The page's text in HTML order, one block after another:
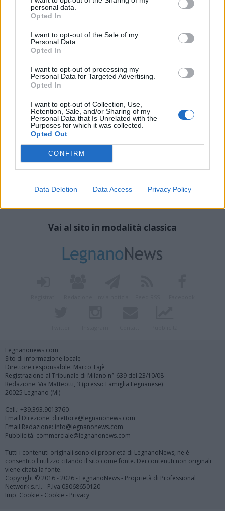
personal data.
Opted In
I want to opt-out of the Sale of my
Personal Data.
Opted In
I want to opt-out of processing my
Personal Data for Targeted Advertising.
Opted In
I want to opt-out of Collection, Use,
Retention, Sale, and/or Sharing of my
Personal Data that Is Unrelated with the
Purposes for which it was collected.
Opted Out
CONFIRM
Data Deletion Data Access Privacy Policy
commento esprime il pensiero dell'autore e non rappresenta la linea editoriale
di VareseNews.it, che rimane autonoma e indipendente. I messaggi inclusi nei
commenti non sono testi giornalistici, ma post inviati dai singoli lettori che
Vai al sito in modalità classica
Legnanonews.com
Sito di informazione locale
Direttore responsabile: Marco Tajè
Registrazione al Tribunale di Milano n° 639 del 23/10/08
Redazione: Via Matteotti, 3 (presso Famiglia Legnanese)
20025 Legnano (MI)
Cell.: +39.393.9013760
Email Direzione: direttore@legnanonews.com
Email Redazione: info@legnanonews.com
Pubblicità: commerciale@legnanonews.com
Tutti i contenuti originali sono di proprietà di LegnanoNews, ne è
consentito l'utilizzo citando il sito come fonte. Dei contenuti non originali
viene citata la fonte.
Copyright © 2016 - 2026 - LegnanoNews - Proprietà di Professional
Network s.r.l. - P.Iva 03068650120
Imp. Cookie - Cookie - Privacy